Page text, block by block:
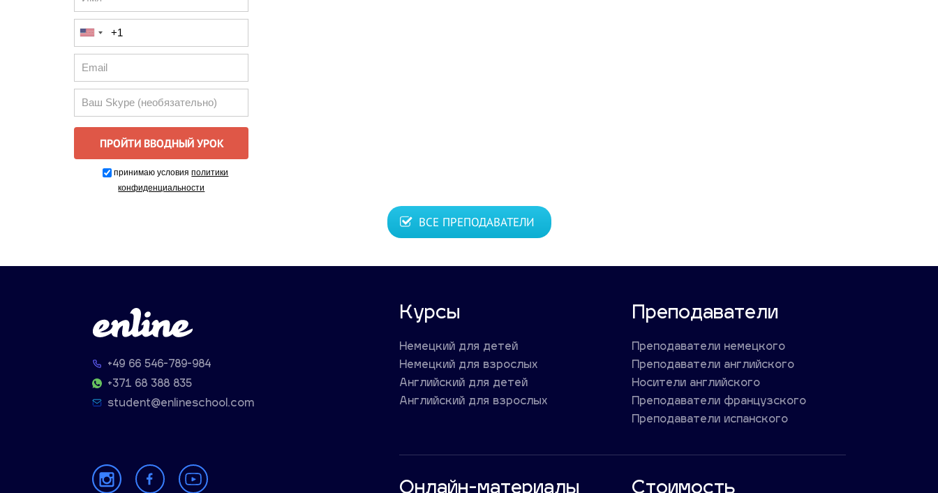
принимаю условияполитики
конфиденциальности
ВСЕ ПРЕПОДАВАТЕЛИ
+49 66 546-789-984
+371 68 388 835
student@enlineschool.com
Курсы
Немецкий для детей
Немецкий для взрослых
Английский для детей
Английский для взрослых
Преподаватели
Преподаватели немецкого
Преподаватели английского
Носители английского
Преподаватели французского
Преподаватели испанского
Онлайн-материалы Стоимость